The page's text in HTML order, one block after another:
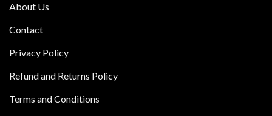
About Us
Contact
Privacy Policy
Refund and Returns Policy
Terms and Conditions